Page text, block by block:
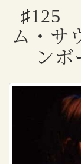
♯125
ム・サ
ン